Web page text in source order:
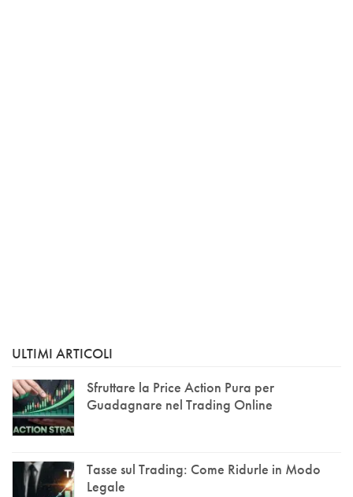
ULTIMI ARTICOLI
Sfruttare la Price Action Pura per
Guadagnare nel Trading Online
Tasse sul Trading: Come Ridurle in Modo
Legale